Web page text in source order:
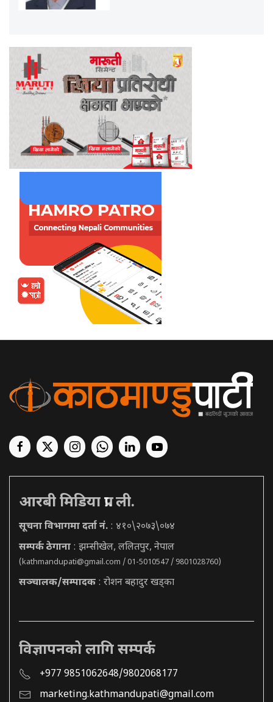
आरबी मिडिया प्रा. ली.
सूचना विभागमा दर्ता नं. : ४१०\२०७३\०७४
सम्पर्क ठेगाना : झम्सीखेल, ललितपुर, नेपाल
(kathmandupati@gmail.com / 01-5010547 / 9801028760)
सञ्चालक/सम्पादक : रोशन बहादुर खड्का
विज्ञापनको लागि सम्पर्क
+977 9851062648/9802068177
marketing.kathmandupati@gmail.com